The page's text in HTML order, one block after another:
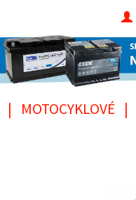
| MOTOCYKLOVÉ |